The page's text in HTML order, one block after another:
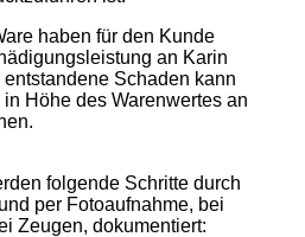
haben für den Kunde
an Karin
Schaden kann
Höhe des Warenwertes an
folgende Schritte durch
per Fotoaufnahme, bei
Zeugen, dokumentiert: